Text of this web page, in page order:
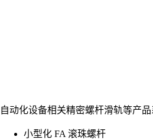
自动化设备相关精密螺杆滑轨等产
小型化 FA 滚珠螺杆